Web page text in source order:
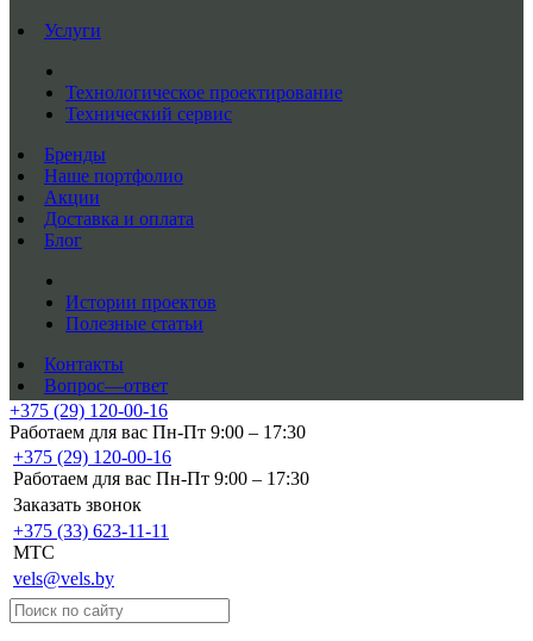
Услуги
Технологическое проектирование
Технический сервис
Бренды
Наше портфолио
Акции
Доставка и оплата
Блог
Истории проектов
Полезные статьи
Контакты
Вопрос—ответ
+375 (29) 120-00-16
Работаем для вас Пн-Пт 9:00 – 17:30
+375 (29) 120-00-16
Работаем для вас Пн-Пт 9:00 – 17:30
Заказать звонок
+375 (33) 623-11-11
MTC
vels@vels.by